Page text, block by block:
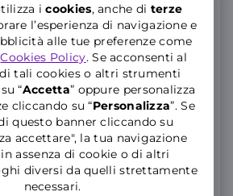
icookies, anche di terze
l’esperienza di navigazione e
alle tue preferenze come
Cookies Policy. Se acconsenti al
tali cookies o altri strumenti
“Accetta” oppure personalizza
cliccando su “Personalizza”. Se
questo banner cliccando su
accettare", la tua navigazione
assenza di cookie o di altri
diversi da quelli strettamente
necessari.
illimitati
Speed, poi illimitati a 10 Mbps
e 200 SMS
in Unione Europea per 3 mesi
dell’offerta.